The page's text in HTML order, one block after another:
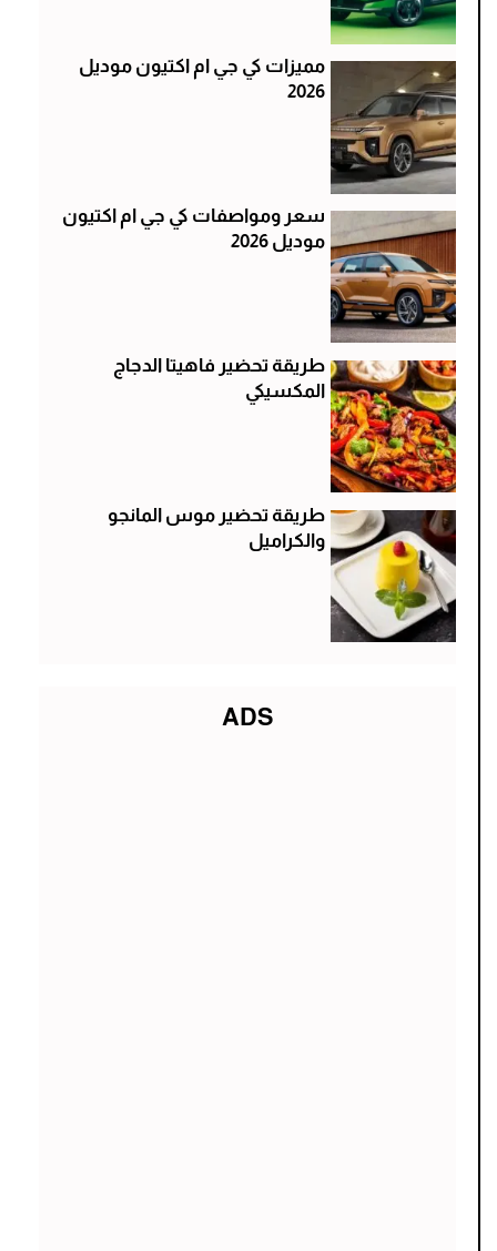
مميزات كي جي ام اكتيون موديل
2026
سعر ومواصفات كي جي ام اكتيون
موديل 2026
طريقة تحضير فاهيتا الدجاج
المكسيكي
طريقة تحضير موس المانجو
والكراميل
ADS